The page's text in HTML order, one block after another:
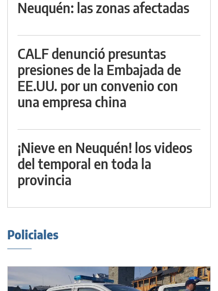
Neuquén: las zonas afectadas
CALF denunció presuntas
presiones de la Embajada de
EE.UU. por un convenio con
una empresa china
¡Nieve en Neuquén! los videos
del temporal en toda la
provincia
Policiales